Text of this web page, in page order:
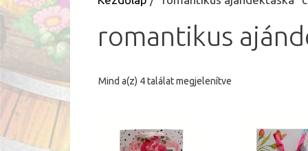
romantikus
Mind a(z) 4 találat megjelenítve